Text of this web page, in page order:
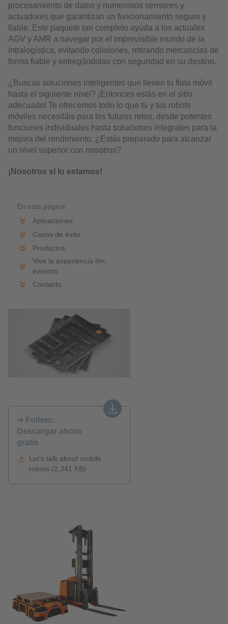
procesamiento de datos y numerosos sensores y
actuadores que garantizan un funcionamiento seguro y
fiable. Este paquete tan completo ayuda a los actuales
AGV y AMR a navegar por el imprevisible mundo de la
intralogística, evitando colisiones, retirando mercancías de
forma fiable y entregándolas con seguridad en su destino.
¿Buscas soluciones inteligentes que lleven tu flota móvil
hasta el siguiente nivel? ¡Entonces estás en el sitio
adecuado! Te ofrecemos todo lo que tú y tus robots
móviles necesitáis para los futuros retos, desde potentes
funciones individuales hasta soluciones integrales para la
mejora del rendimiento. ¿Estás preparado para alcanzar
un nivel superior con nosotros?
¡Nosotros sí lo estamos!
En esta página
Aplicaciones
Casos de éxito
Productos
Vive la experiencia ifm:
eventos
Contacto
➜ Folleto:
Descargar ahora
gratis
Let's talk about mobile
robots (2,341 KB)